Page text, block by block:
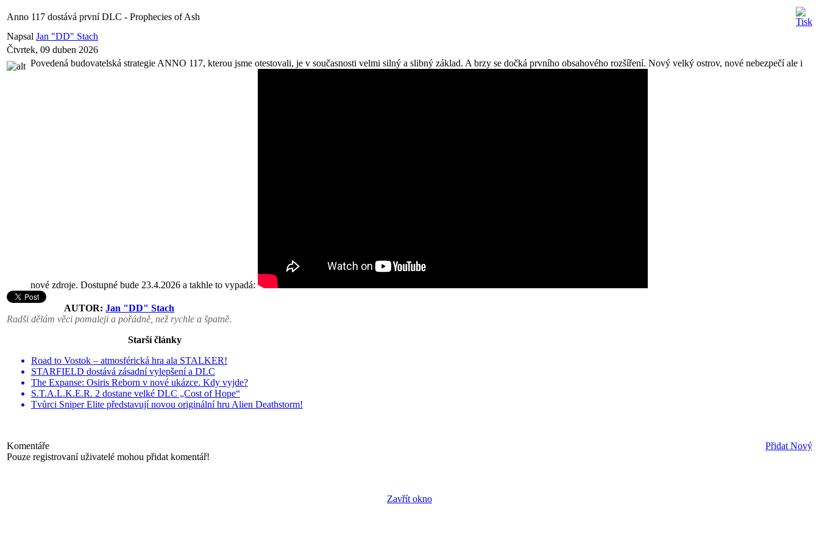
Anno 117 dostává první DLC - Prophecies of Ash
Napsal Jan "DD" Stach
Čtvrtek, 09 duben 2026
Povedená budovatelská strategie ANNO 117, kterou jsme otestovali, je v současnosti velmi silný a slibný základ. A brzy se dočká prvního obsahového rozšíření. Nový velký ostrov, nové nebezpečí ale i
nové zdroje. Dostupné bude 23.4.2026 a takhle to vypadá:
AUTOR: Jan "DD" Stach
Radši dělám věci pomaleji a pořádně, než rychle a špatně.
Starší články
Road to Vostok – atmosférická hra ala STALKER!
STARFIELD dostává zásadní vylepšení a DLC
The Expanse: Osiris Reborn v nové ukázce. Kdy vyjde?
S.T.A.L.K.E.R. 2 dostane velké DLC „Cost of Hope“
Tvůrci Sniper Elite představují novou originální hru Alien Deathstorm!
Komentáře
Přidat Nový
Pouze registrovaní uživatelé mohou přidat komentář!
Zavřít okno